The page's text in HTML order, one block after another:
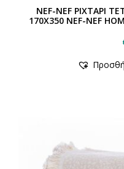
NEF-NEF ΡΙΧΤΑΡΙ
170X350 NEF-NEF